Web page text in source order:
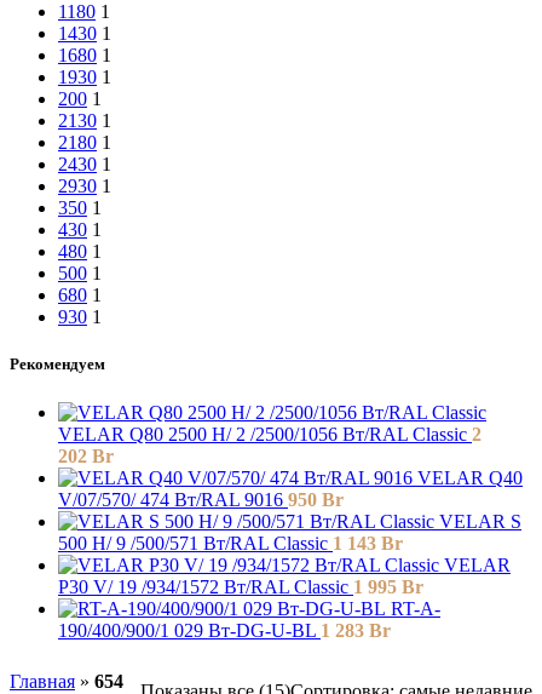
1180 1
1430 1
1680 1
1930 1
200 1
2130 1
2180 1
2430 1
2930 1
350 1
430 1
480 1
500 1
680 1
930 1
Рекомендуем
VELAR Q80 2500 H/ 2 /2500/1056 Вт/RAL Classic 2
202 Br
VELAR Q40
V/07/570/ 474 Bт/RAL 9016 950 Br
VELAR S
500 H/ 9 /500/571 Вт/RAL Classic 1 143 Br
VELAR
P30 V/ 19 /934/1572 Вт/RAL Classic 1 995 Br
RT-A-
190/400/900/1 029 Вт-DG-U-BL 1 283 Br
Главная » 654